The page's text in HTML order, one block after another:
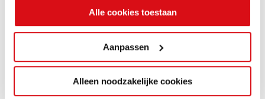
Alle cookies toestaan
Aanpassen
Alleen noodzakelijke cookies